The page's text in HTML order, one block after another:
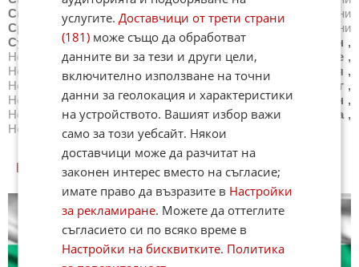
Смолян
,Новини Созопол ,Новини Сопот
Новини
Средец
,Новини Стара Загора Новини Стрелча
Новини
Суворово ,Новини Тетевен , Новини Троян Трън ,
Новини
Трявна , Новини Тутракан ,Новини Търговище ,
Новини
Харманли ,Новини Хасково ,Новини Хисаря ,
Новини
Червен бряг ,
Новини
Черноморец ,Новини Чипровци ,Новини Чирпан ,
Новини
Шабла ,Новини Шумен ,Новини Ябланица ,
Новини
Ямбол ,Новини Всички градове
БЪЛГАРИЯ КУИЗОВЕ
услугите.Доставчици от трети страни
(181) може също да обработват
данните ви за тези и други цели,
включително използване на точни
данни за геолокация и характеристики
на устройството. Вашият избор важи
само за този уебсайт. Някои
доставчици може да разчитат на
законен интерес вместо на съгласие;
имате право да възразите в Настройки
за рекламиране. Можете да оттеглите
съгласието си по всяко време в
Настройки на бисквитките. Политика